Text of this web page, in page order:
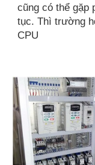
cũng có thể gặp
tục. Thì trường
CPU